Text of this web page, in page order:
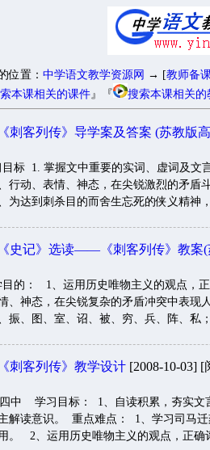
位置： 中学语文教学资源网 → [教师备
本课相关的课件』『 搜索本课相关
《刺客列传》导学案及答案 (苏教版
标 1. 掌握文中重要的实词、虚词及文
行动、表情、神态，在尖锐激烈的矛
为达到刺杀目的而舍生忘死的侠义精神
《史记》选读——《刺客列传》教案(
的： 1、运用历史唯物主义的观点，正
、神态，在尖锐复杂的矛盾冲突中表现
振、图、室、诏、被、穷、兵、阵、
《刺客列传》教学设计 [2008-10-03]
中 学习目标： 1、自读积累，夯实文
解读意识。 重点难点： 1、学习司马
。 2、运用历史唯物主义的观点，正